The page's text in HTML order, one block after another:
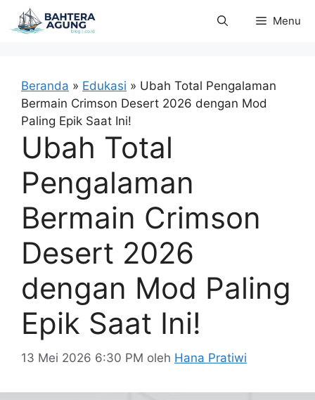
Langsung
ke
Menu
Beranda » Edukasi » Ubah Total Pengalaman
Bermain Crimson Desert 2026 dengan Mod
Paling Epik Saat Ini!
Ubah Total
Pengalaman
Bermain Crimson
Desert 2026
dengan Mod Paling
Epik Saat Ini!
13 Mei 2026 6:30 PM oleh Hana Pratiwi